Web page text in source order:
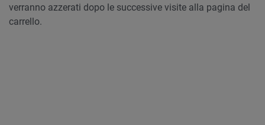
verranno azzerati dopo le successive visite alla pagina del
carrello.